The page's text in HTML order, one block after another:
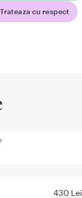
Trateaza cu respect
430 Lei